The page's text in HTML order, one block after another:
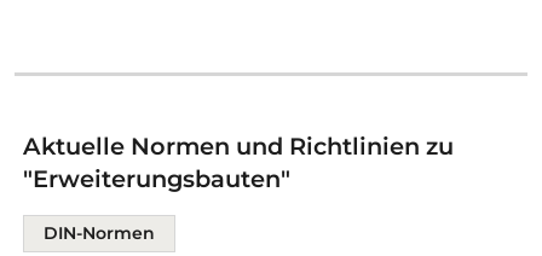
Aktuelle Normen und Richtlinien zu
"Erweiterungsbauten"
DIN-Normen